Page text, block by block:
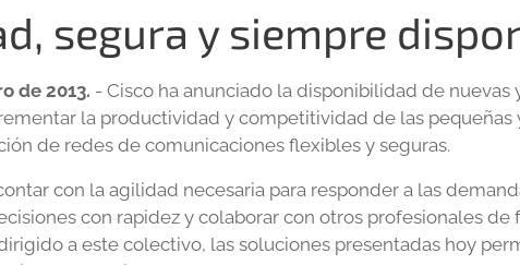
segura y siempre
de 2013. - Cisco ha anunciado la disponibilidad de nuevas
la productividad y competitividad de las pequeñas
de redes de comunicaciones flexibles y seguras.
con la agilidad necesaria para responder a las
con rapidez y colaborar con otros profesionales de
a este colectivo, las soluciones presentadas hoy